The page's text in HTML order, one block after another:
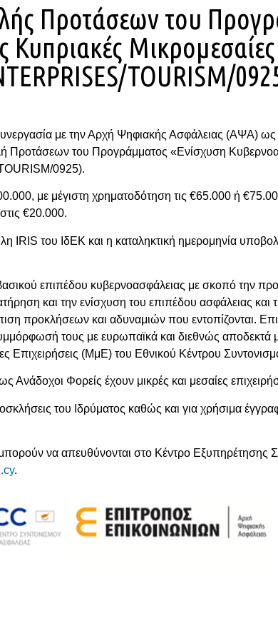
Προτάσεων του
Μικρομεσαίες
TOURISM/
με την Αρχή Ψηφιακής Ασφάλειας (ΑΨΑ)
του Προγράμματος «Ενίσχυση
0925).
με μέγιστη χρηματοδότηση τις €65.000 ή
€20.000.
του ΙδΕΚ και η καταληκτική ημερομηνία
επιπέδου κυβερνοασφάλειας με σκοπό την
και την ενίσχυση του επιπέδου ασφάλειας
προκλήσεων και αδυναμιών που εντοπίζονται.
τους με ευρωπαϊκά και διεθνώς αποδεκτά
Επιχειρήσεις (ΜμΕ) του Εθνικού Κέντρου
Φορείς έχουν μικρές και μεσαίες
του Ιδρύματος καθώς και για χρήσιμα
μπορούν να απευθύνονται στο Κέντρο
.